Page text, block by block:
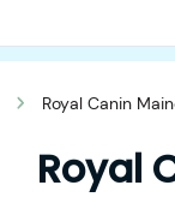
Royal Canin
Royal